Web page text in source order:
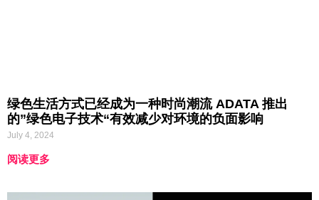
绿色生活方式已经成为一种时尚潮流 ADATA 推出
的”绿色电子技术“有效减少对环境的负面影响
July 4, 2024
阅读更多